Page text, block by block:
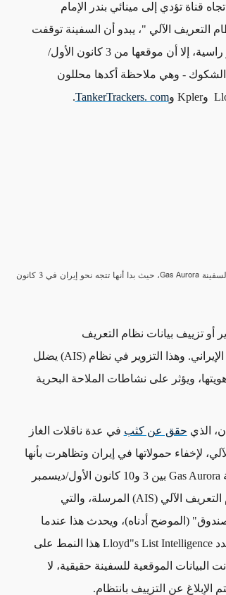
قناة تؤدي إلى مينائي بندر الإمام
التعريف الآلي "، يبدو أن السفينة توقفت
وعلى الرغم من أنها قد تبدو راسية، إلا أن موقعها من 3 كانون الأول/
- وهي ملاحظة أكدها محللون
وKpler وTankerTrackers. com
.
تُظهر لقطة شاشة من MarineTraffic مسارات نظام التعريف الآلي (AIS) لسفينة Gas Aurora، حيث بدا أنها تتجه نحو إيران في 3 كانون
أو تزييف بيانات نظام التعريف
. وهذا التزوير في نظام(AIS)
يضلل
ويؤثر على نشاطات الملاحة البحرية
الذي حقق عن كثب في عدة ناقلات الغاز
لإخفاء حمولاتها في إيران وتظاهرت بأنها
بين 3 و10 كانون الأول/ديسمبر
الآلي (AIS)
المرسلة، والتي
"(الموضح أدناه)، ويحدث هذا عندما
Lloyd"s List Intelligence هذا النمط على
البيانات الموقعية للسفينة حقيقية، لا
عن التزييف بانتظام.